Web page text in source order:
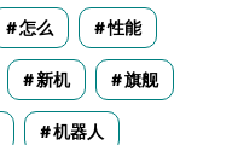
怎么 性能
新机 旗舰
机器人